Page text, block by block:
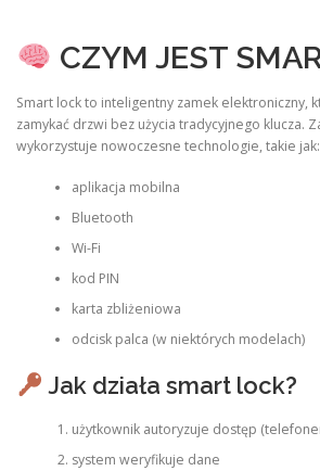
CZYM JEST
Smart lock to inteligentny zamek elektroniczny,
zamykać drzwi bez użycia tradycyjnego klucza.
wykorzystuje nowoczesne technologie, takie jak:
aplikacja mobilna
Bluetooth
Wi-Fi
kod PIN
karta zbliżeniowa
odcisk palca (w niektórych modelach)
Jak działa smart lock?
użytkownik autoryzuje dostęp
system weryfikuje dane